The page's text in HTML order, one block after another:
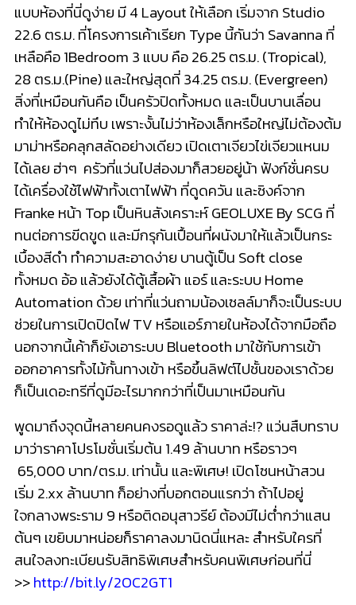
แบบห้องที่นี่ดูง่าย มี 4 Layout ให้เลือก เริ่มจาก Studio
22.6 ตร.ม. ที่โครงการเค้าเรียก Type นี้กันว่า Savanna ที่
เหลือคือ 1Bedroom 3 แบบ คือ 26.25 ตร.ม. (Tropical),
28 ตร.ม.(Pine) และใหญ่สุดที่ 34.25 ตร.ม. (Evergreen)
สิ่งที่เหมือนกันคือ เป็นครัวปิดทั้งหมด และเป็นบานเลื่อน
ทำให้ห้องดูไม่ทึบ เพราะงั้นไม่ว่าห้องเล็กหรือใหญ่ไม่ต้องต้ม
มาม่าหรือคลุกสลัดอย่างเดียว เปิดเตาเจียวไข่เจียวแหนม
ได้เลย ฮ่าๆ ครัวที่แว่นไปส่องมาก็สวยอยู่น้า ฟังก์ชั่นครบ
ได้เครื่องใช้ไฟฟ้าทั้งเตาไฟฟ้า ที่ดูดควัน และซิงค์จาก
Franke หน้า Top เป็นหินสังเคราะห์ GEOLUXE By SCG ที่
ทนต่อการขีดขูด และมีกรุกันเปื้อนที่ผนังมาให้แล้วเป็นกระ
เบื้องสีดำ ทำความสะอาดง่าย บานตู้เป็น Soft close
ทั้งหมด อ้อ แล้วยังได้ตู้เสื้อผ้า แอร์ และระบบ Home
Automation ด้วย เท่าที่แว่นถามน้องเซลล์มาก็จะเป็นระบบ
ช่วยในการเปิดปิดไฟ TV หรือแอร์ภายในห้องได้จากมือถือ
นอกจากนี้เค้าก็ยังเอาระบบ Bluetooth มาใช้กับการเข้า
ออกอาคารทั้งไม้กั้นทางเข้า หรือขึ้นลิฟต์ไปชั้นของเราด้วย
ก็เป็นเดอะทรีที่ดูมีอะไรมากกว่าที่เป็นมาเหมือนกัน
พูดมาถึงจุดนี้หลายคนคงรอดูแล้ว ราคาล่ะ!? แว่นสืบทราบ
มาว่าราคาโปรโมชั่นเริ่มต้น 1.49 ล้านบาท หรือราวๆ
65,000 บาท/ตร.ม. เท่านั้น และพิเศษ! เปิดโซนหน้าสวน
เริ่ม 2.xx ล้านบาท ก็อย่างที่บอกตอนแรกว่า ถ้าไปอยู่
ใจกลางพระราม 9 หรือติดอนุสาวรีย์ ต้องมีไม่ต่ำกว่าแสน
ต้นๆ เขยิบมาหน่อยก็ราคาลงมานิดนี่แหละ สำหรับใครที่
สนใจลงทะเบียนรับสิทธิพิเศษสำหรับคนพิเศษก่อนที่นี่
>>http://bit.ly/2OC2GT1